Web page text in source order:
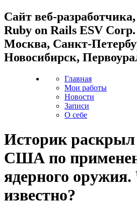
Cайт веб-
Ruby on Rails ESV
Москва, Санкт-
Новосибирск,
Главная
Мои работы
Новости
Записи
О себе
Историк
США по
ядерного оружия.
известно?